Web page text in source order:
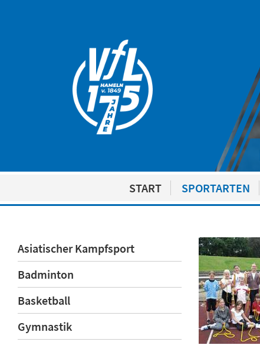
START SPORTARTEN
Asiatischer Kampfsport
Badminton
Basketball
Gymnastik